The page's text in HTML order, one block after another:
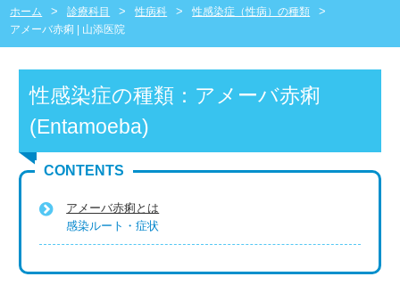
ホーム 診療科目 性病科
性感染症（性病）の種類
アメーバ赤痢 | 山添医院
性感染症の種類：アメーバ赤痢
(Entamoeba)
CONTENTS
アメーバ赤痢とは
感染ルート・症状